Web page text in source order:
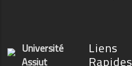
Université
Assiut
Liens
Rapides